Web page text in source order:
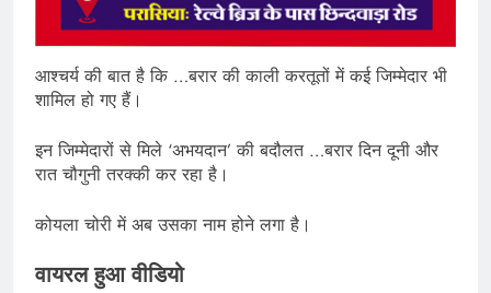
आश्चर्य की बात है कि …बरार की काली करतूतों में कई जिम्मेदार भी
शामिल हो गए हैं।
इन जिम्मेदारों से मिले ‘अभयदान’ की बदौलत …बरार दिन दूनी और
रात चौगुनी तरक्की कर रहा है।
कोयला चोरी में अब उसका नाम होने लगा है।
वायरल हुआ वीडियो